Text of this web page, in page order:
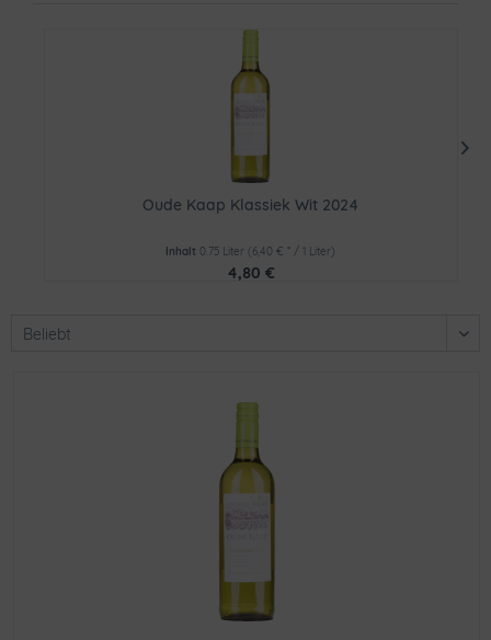
Oude Kaap Klassiek Wit 2024
Inhalt 0.75 Liter (6,40 € * / 1 Liter)
4,80 €